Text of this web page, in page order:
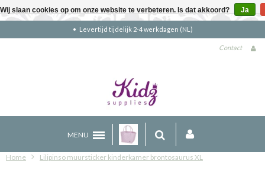
Levertijd tijdelijk 2-4 werkdagen (NL)
Contact
MENU
Home Lilipinso muursticker kinderkamer brontosaurus XL
Wij slaan cookies op om onze website te verbeteren. Is dat akkoord? Ja